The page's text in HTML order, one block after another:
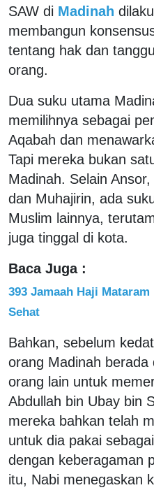
SAW di Madinah
membangun
tentang hak dan
orang.
Dua suku utama
memilihnya sebagai
Aqabah dan
Tapi mereka bukan
Madinah. Selain
dan Muhajirin, ada
Muslim lainnya,
juga tinggal di kota.
Baca Juga :
393 Jamaah Haji
Sehat
Bahkan, sebelum
orang Madinah berada
orang lain untuk
Abdullah bin Ubay bin
mereka bahkan telah
untuk dia pakai
dengan keberagaman
itu, Nabi menegaskan